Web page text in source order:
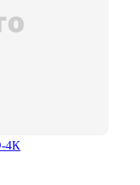
4К